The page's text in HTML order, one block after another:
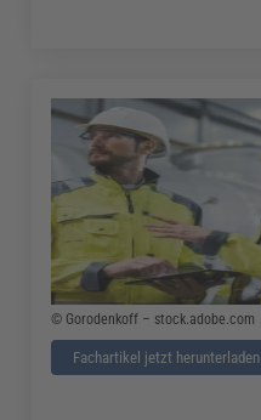
© Gorodenkoff – stock.adobe.com
Fachartikel jetzt herunterladen